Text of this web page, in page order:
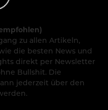
zu allen Artikeln,
die besten News und
direkt per Newsletter
Bullshit. Die
jederzeit über den